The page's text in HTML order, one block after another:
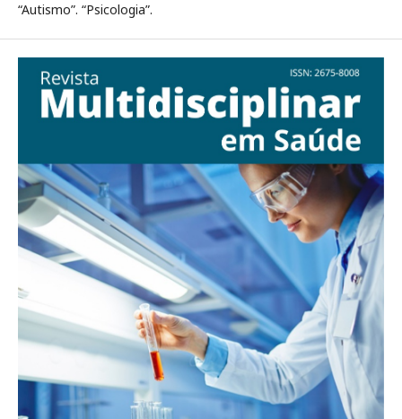
“Autismo”. “Psicologia”.